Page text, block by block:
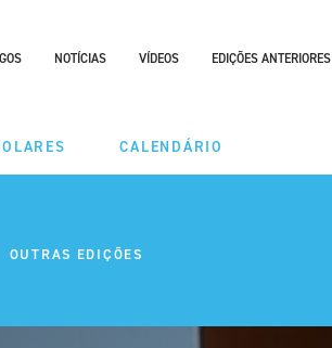
NOTÍCIAS VÍDEOS EDIÇÕES ANTERIORES
CALENDÁRIO
OUTRAS EDIÇÕES